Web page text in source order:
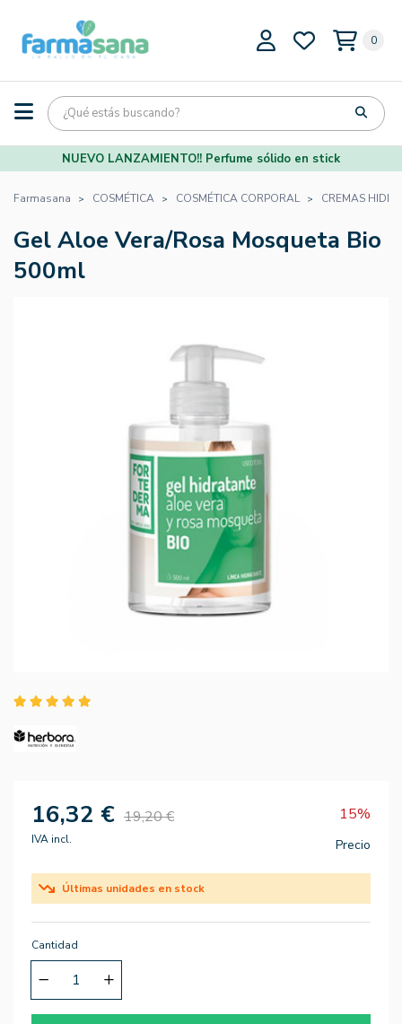
0
NUEVO LANZAMIENTO!! Perfume sólido en stick
Farmasana COSMÉTICA COSMÉTICA CORPORAL CREMAS
Gel Aloe Vera/Rosa Mosqueta Bio
500ml
16,32 € 19,20 € 15%
IVA incl. Precio
Últimas unidades en stock
Cantidad